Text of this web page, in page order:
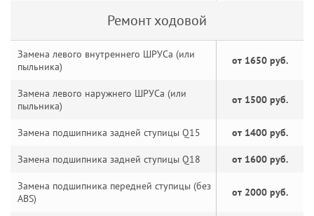
Ремонт ходовой
Замена левого внутреннего ШРУСа (или
пыльника)
от 1650 руб.
Замена левого наружнего ШРУСа (или
пыльника)
от 1500 руб.
Замена подшипника задней ступицы Q15 от 1400 руб.
Замена подшипника задней ступицы Q18 от 1600 руб.
Замена подшипника передней ступицы (без
ABS)
от 2000 руб.